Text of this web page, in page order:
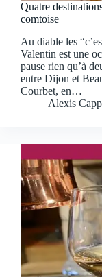
Quatre
comtoise
Au diable les
Valentin est une
pause rien qu’à
entre Dijon et
Courbet, en…
Alexis